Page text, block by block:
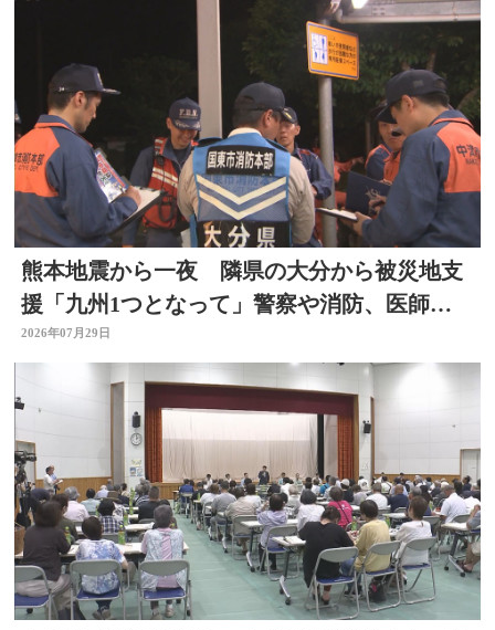
熊本地震から一夜 隣県の大分から被災地支
援「九州1つとなって」警察や消防、医師、
看護師、水道局など
2026年07月29日